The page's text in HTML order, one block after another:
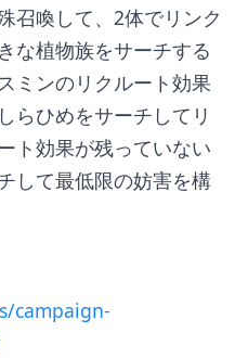
召喚して、2体でリンク
な植物族をサーチする
ミンのリクルート効果
らひめをサーチしてリ
ト効果が残っていない
して最低限の妨害を構
campaign-